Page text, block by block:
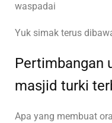
waspadai
Yuk simak terus
Pertimbangan
masjid turki
Apa yang membuat